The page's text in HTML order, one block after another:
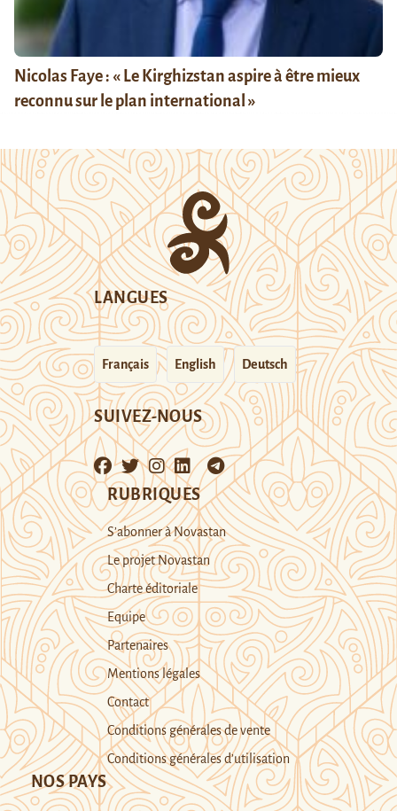
Nicolas Faye : « Le Kirghizstan aspire à être mieux
reconnu sur le plan international »
LANGUES
Français English Deutsch
SUIVEZ-NOUS
RUBRIQUES
S’abonner à Novastan
Le projet Novastan
Charte éditoriale
Equipe
Partenaires
Mentions légales
Contact
Conditions générales de vente
Conditions générales d’utilisation
NOS PAYS